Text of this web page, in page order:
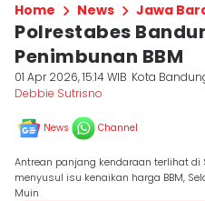
Home News Jawa
Polrestabes
Penimbunan BBM
01 Apr 2026, 15:14 WIB Kota
Debbie Sutrisno
News Channel
Antrean panjang kendaraan terlihat di
menyusul isu kenaikan harga BBM,
Muin